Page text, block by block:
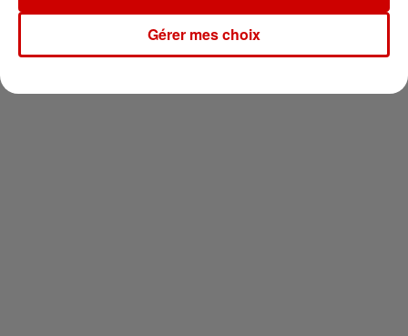
Newsletter
Gérer mes choix